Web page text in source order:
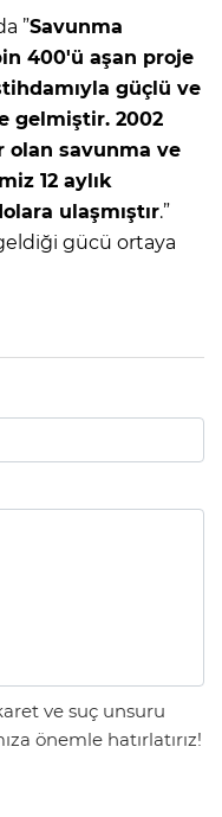
”Savunma
400'ü aşan proje
güçlü ve
gelmiştir. 2002
olan savunma ve
12 aylık
ulaşmıştır.”
gücü ortaya
ve suç unsuru
önemle hatırlatırız!